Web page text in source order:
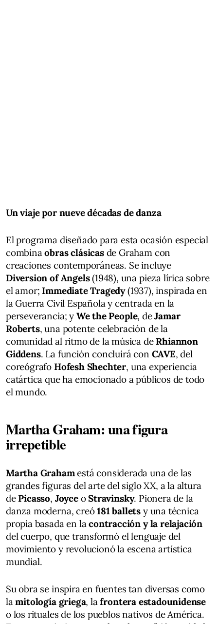
Un viaje por nueve décadas de danza
El programa diseñado para esta ocasión especial
combinaobras clásicasde Graham con
creaciones contemporáneas. Se incluye
Diversion of Angels(1948), una pieza lírica sobre
el amor; Immediate Tragedy(1937), inspirada en
la Guerra Civil Española y centrada en la
perseverancia; y We the People, deJamar
Roberts, una potente celebración de la
comunidad al ritmo de la música de Rhiannon
Giddens. La función concluirá con CAVE, del
coreógrafo Hofesh Shechter, una experiencia
catártica que ha emocionado a públicos de todo
el mundo.
Martha Graham: una figura
irrepetible
Martha Grahamestá considerada una de las
grandes figuras del arte del siglo XX, a la altura
de Picasso, JoyceoStravinsky. Pionera de la
danza moderna, creó181 ballets y una técnica
propia basada en lacontracción y la relajación
del cuerpo, que transformó el lenguaje del
movimiento y revolucionó la escena artística
mundial.
Su obra se inspira en fuentes tan diversas como
lamitología griega, lafrontera estadounidense
o los rituales de los pueblos nativos de América.